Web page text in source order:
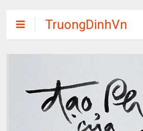
TruongDinhVn
Chia sẽ ebook,
các khóa học,
tập miễn phí